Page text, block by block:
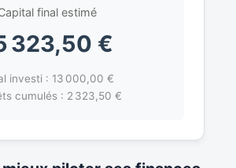
final estimé
323,50 €
investi : 13 000,00 €
cumulés : 2 323,50 €